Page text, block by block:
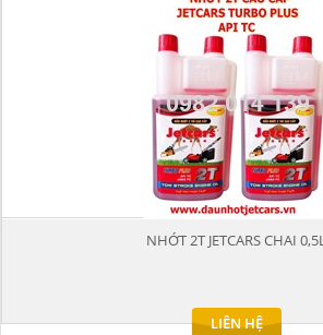
NHỚT 2T JETCARS CHAI 0,5L
LIÊN HỆ